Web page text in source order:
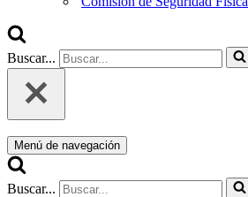
Buscar...
Menú de navegación
Buscar...